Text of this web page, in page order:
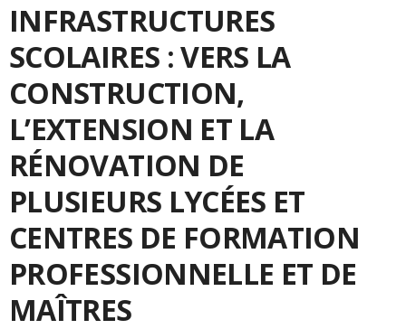
INFRASTRUCTURES
SCOLAIRES : VERS LA
CONSTRUCTION,
L’EXTENSION ET LA
RÉNOVATION DE
PLUSIEURS LYCÉES ET
CENTRES DE FORMATION
PROFESSIONNELLE ET DE
MAÎTRES